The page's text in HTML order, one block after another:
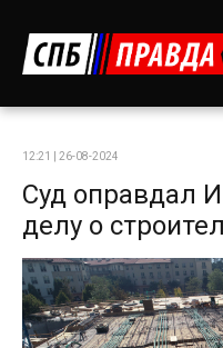
12:21 | 26-08-2024
Суд оправдал
делу о